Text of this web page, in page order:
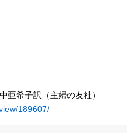
亜希子訳（主婦の友社）
189607/